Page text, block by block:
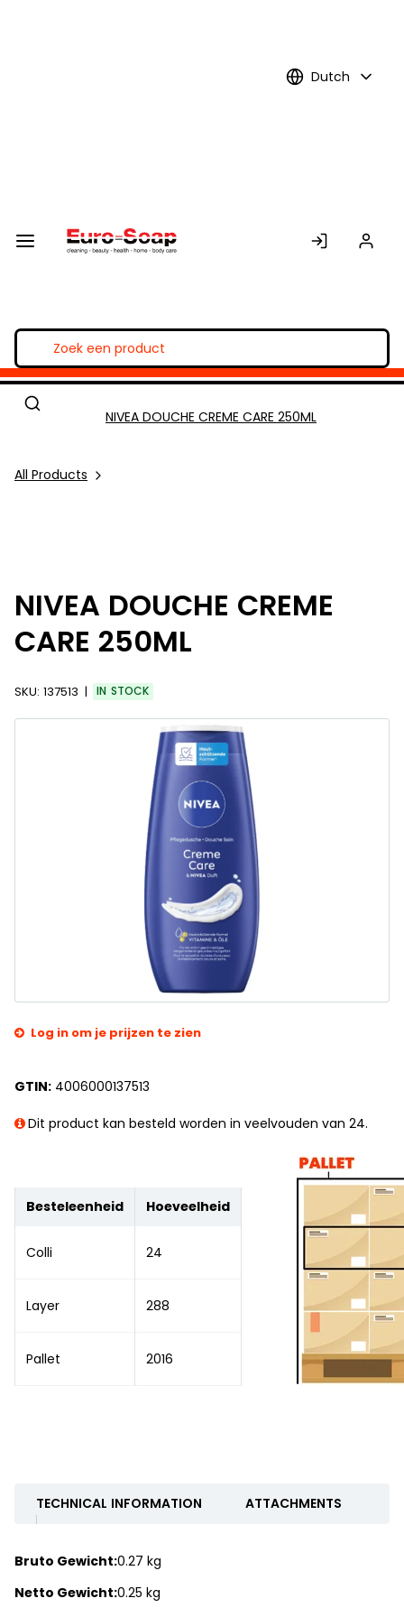
Dutch
All Products
NIVEA DOUCHE CREME CARE 250ML
NIVEA DOUCHE CREME
CARE 250ML
SKU: 137513 IN STOCK
Log in om je prijzen te zien
GTIN: 4006000137513
Dit product kan besteld worden in veelvouden van 24.
Besteleenheid Hoeveelheid
Colli 24
Layer 288
Pallet 2016
TECHNICAL INFORMATION ATTACHMENTS
Bruto Gewicht:0.27 kg
Netto Gewicht:0.25 kg